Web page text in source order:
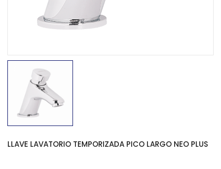
LLAVE LAVATORIO TEMPORIZADA PICO LARGO NEO PLUS